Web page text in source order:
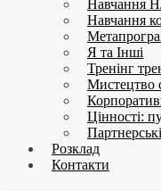
Навчання
Навчання
Я та Інші
Тренінг
Мистецтво
Цінності:
Розклад
Контакти